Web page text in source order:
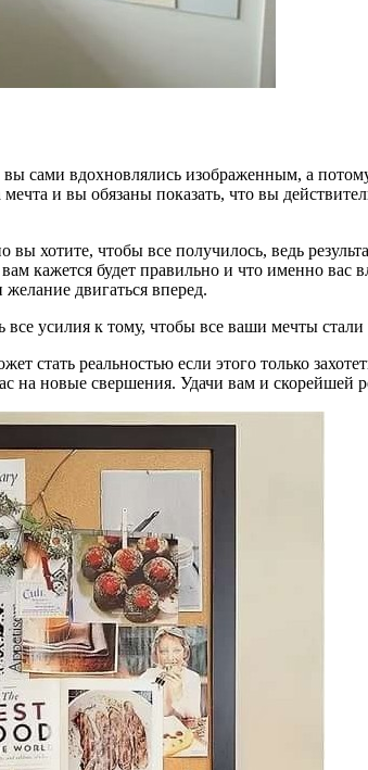
сами вдохновлялись изображенным, а
и вы обязаны показать, что вы
хотите, чтобы все получилось, ведь
кажется будет правильно и что именно вас
двигаться вперед.
усилия к тому, чтобы все ваши мечты стали
стать реальностью если этого только
на новые свершения. Удачи вам и скорейшей